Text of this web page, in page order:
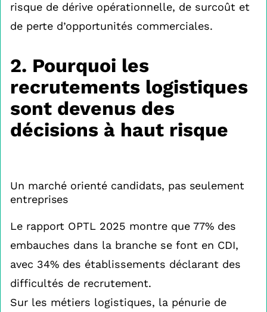
risque de dérive opérationnelle, de surcoût et
de perte d’opportunités commerciales.
2. Pourquoi les
recrutements logistiques
sont devenus des
décisions à haut risque
Un marché orienté candidats, pas seulement
entreprises
Le rapport OPTL 2025 montre que 77% des
embauches dans la branche se font en CDI,
avec 34% des établissements déclarant des
difficultés de recrutement.
Sur les métiers logistiques, la pénurie de